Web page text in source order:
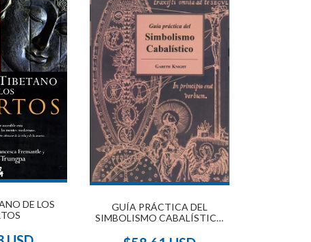
DE LOS
GUÍA PRÁCTICA DEL
SIMBOLISMO CABALÍSTICO